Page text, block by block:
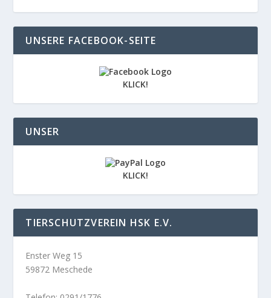
UNSERE FACEBOOK-SEITE
KLICK!
UNSER
KLICK!
TIERSCHUTZVEREIN HSK E.V.
Enster Weg 15
59872 Meschede